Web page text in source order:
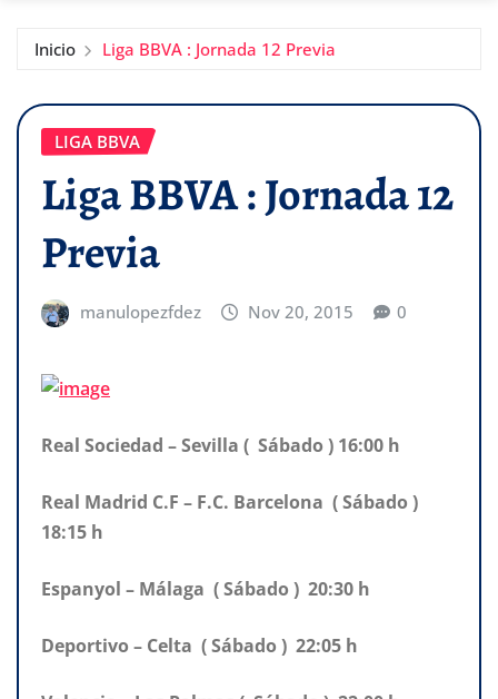
Inicio Liga BBVA : Jornada 12 Previa
LIGA BBVA
Liga BBVA : Jornada 12
Previa
manulopezfdez Nov 20, 2015 0
Real Sociedad – Sevilla ( Sábado ) 16:00 h
Real Madrid C.F – F.C. Barcelona ( Sábado )
18:15 h
Espanyol – Málaga ( Sábado ) 20:30 h
Deportivo – Celta ( Sábado ) 22:05 h